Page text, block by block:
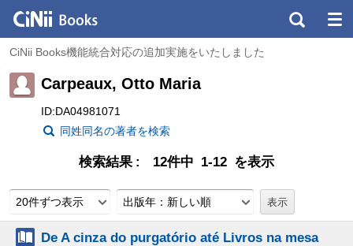
CiNii Books機能統合対応の追加実施をいたしました
Carpeaux, Otto Maria
ID:DA04981071
同姓同名の著者を検索
検索結果 12件中 1-12 を表示
20件ずつ表示 出版年：新しい順
De A cinza do purgatório até Livros na mesa